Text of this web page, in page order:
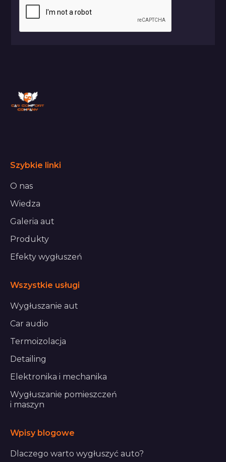
Szybkie linki
O nas
Wiedza
Galeria aut
Produkty
Efekty wygłuszeń
Wszystkie usługi
Wygłuszanie aut
Car audio
Termoizolacja
Detailing
Elektronika i mechanika
Wygłuszanie pomieszczeń
i maszyn
Wpisy blogowe
Dlaczego warto wygłuszyć auto?